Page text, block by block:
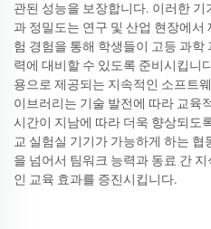
관된 성능을 보장합니다. 이러한
과 정밀도는 연구 및 산업 현장에서
험 경험을 통해 학생들이 고등 과학
력에 대비할 수 있도록 준비시킵니
용으로 제공되는 지속적인 소프트
이브러리는 기술 발전에 따라 교육
시간이 지남에 따라 더욱 향상되도
교 실험실 기기가 가능하게 하는
을 넘어서 팀워크 능력과 동료 간
인 교육 효과를 증진시킵니다.